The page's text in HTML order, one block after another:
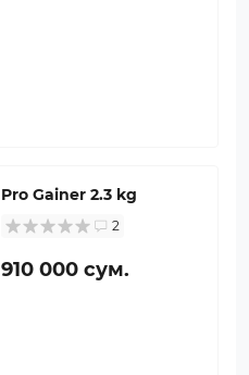
Pro Gainer 2.3 kg
2
910 000 сум.